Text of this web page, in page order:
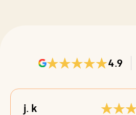
4.9
j. k